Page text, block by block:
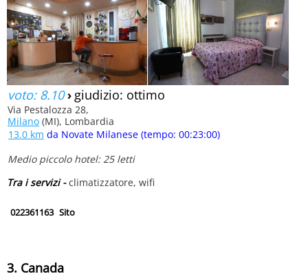
voto: 8.10› giudizio: ottimo
Via Pestalozza 28,
Milano (MI), Lombardia
13.0 km da Novate Milanese (tempo: 00:23:00)
Medio piccolo hotel: 25 letti
Tra i servizi -climatizzatore, wifi
022361163 Sito
3. Canada